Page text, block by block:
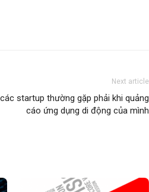
Next article
startup thường gặp phải khi quảng
cáo ứng dụng di động của mình